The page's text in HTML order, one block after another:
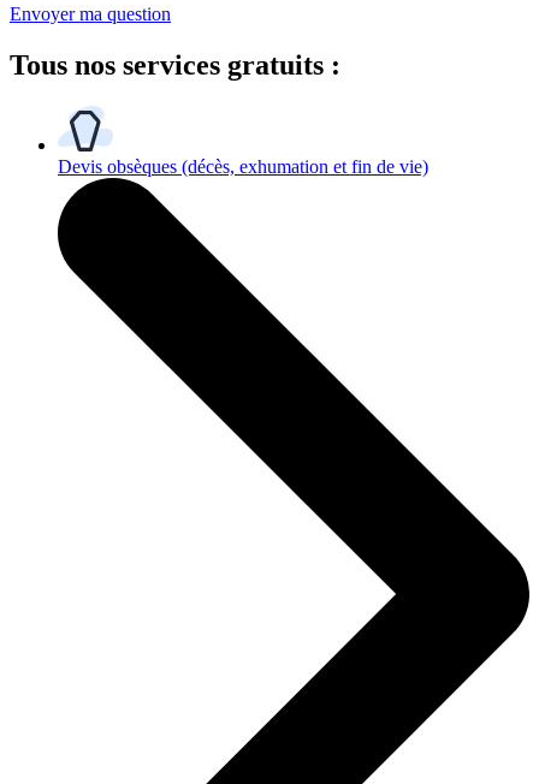
Envoyer ma question
Tous nos services gratuits :
Devis obsèques (décès, exhumation et fin de vie)